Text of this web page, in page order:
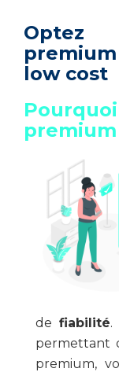
low cost
de fiabilité.
permettant
premium,